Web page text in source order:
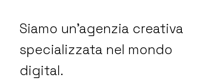
Siamo un’agenzia creativa
specializzata nel mondo
digital.